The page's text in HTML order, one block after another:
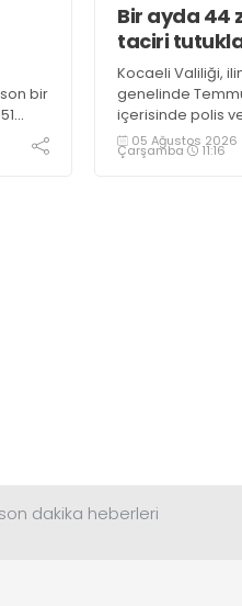
bir
Bir ayda 44
taciri
Kocaeli Valiliği,
genelinde
içerisinde polis
jandarma
uyuşturucu ile
05 Ağustos 2026
Çarşamba 11:16
dakika heberleri